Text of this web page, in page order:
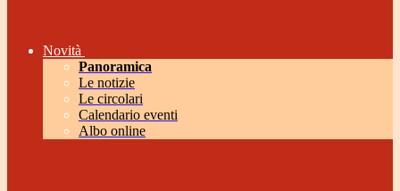
Novità
Panoramica
Le notizie
Le circolari
Calendario eventi
Albo online